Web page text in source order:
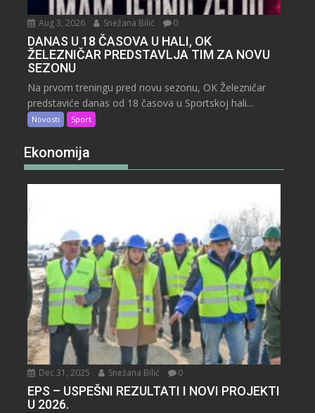
Aug 3, 2026 Snežana Bilić 0
DANAS U 18 ČASOVA U HALI, OK
ŽELEZNIČAR PREDSTAVLJA TIM ZA NOVU
SEZONU
Na prvom treningu pred novu sezonu, OK Železničar
predstaviće danas od 18 časova u Sportskoj hali...
Novosti Sport
Ekonomija
Dec 31, 2025 Snežana Bilić 0
EPS – USPEŠNI REZULTATI I NOVI PROJEKTI
U 2026.